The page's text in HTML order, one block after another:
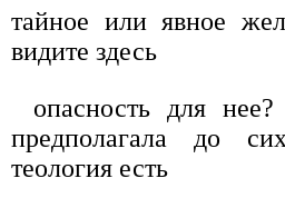
тайное или явное
видите здесь
опасность для
предполагала до
теология есть